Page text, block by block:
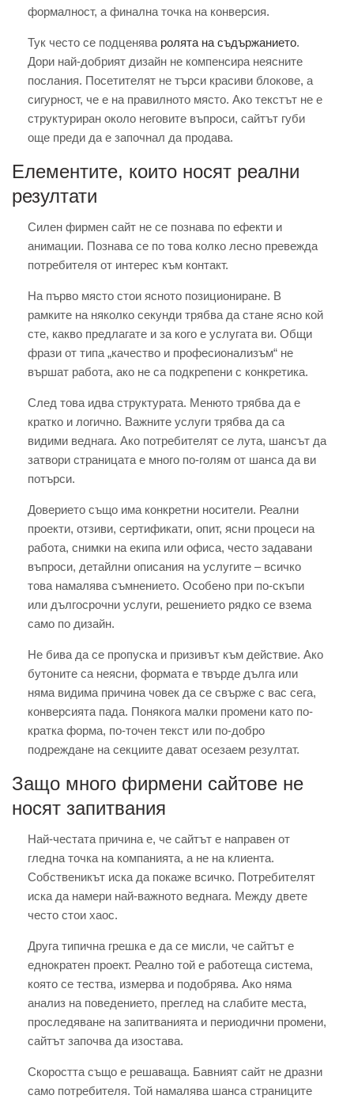
формалност, а финална точка на конверсия.
Тук често се подценява ролята на съдържанието.
Дори най-добрият дизайн не компенсира неясните
послания. Посетителят не търси красиви блокове, а
сигурност, че е на правилното място. Ако текстът не е
структуриран около неговите въпроси, сайтът губи
още преди да е започнал да продава.
Елементите, които носят реални
резултати
Силен фирмен сайт не се познава по ефекти и
анимации. Познава се по това колко лесно превежда
потребителя от интерес към контакт.
На първо място стои ясното позициониране. В
рамките на няколко секунди трябва да стане ясно кой
сте, какво предлагате и за кого е услугата ви. Общи
фрази от типа „качество и професионализъм“ не
вършат работа, ако не са подкрепени с конкретика.
След това идва структурата. Менюто трябва да е
кратко и логично. Важните услуги трябва да са
видими веднага. Ако потребителят се лута, шансът да
затвори страницата е много по-голям от шанса да ви
потърси.
Доверието също има конкретни носители. Реални
проекти, отзиви, сертификати, опит, ясни процеси на
работа, снимки на екипа или офиса, често задавани
въпроси, детайлни описания на услугите – всичко
това намалява съмнението. Особено при по-скъпи
или дългосрочни услуги, решението рядко се взема
само по дизайн.
Не бива да се пропуска и призивът към действие. Ако
бутоните са неясни, формата е твърде дълга или
няма видима причина човек да се свърже с вас сега,
конверсията пада. Понякога малки промени като по-
кратка форма, по-точен текст или по-добро
подреждане на секциите дават осезаем резултат.
Защо много фирмени сайтове не
носят запитвания
Най-честата причина е, че сайтът е направен от
гледна точка на компанията, а не на клиента.
Собственикът иска да покаже всичко. Потребителят
иска да намери най-важното веднага. Между двете
често стои хаос.
Друга типична грешка е да се мисли, че сайтът е
еднократен проект. Реално той е работеща система,
която се тества, измерва и подобрява. Ако няма
анализ на поведението, преглед на слабите места,
проследяване на запитванията и периодични промени,
сайтът започва да изостава.
Скоростта също е решаваща. Бавният сайт не дразни
само потребителя. Той намалява шанса страниците